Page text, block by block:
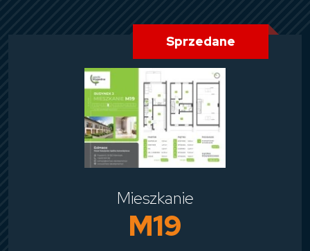
Mieszkanie
M19
Sprzedane